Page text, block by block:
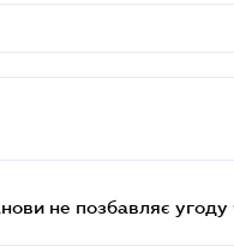
не позбавляє угоду